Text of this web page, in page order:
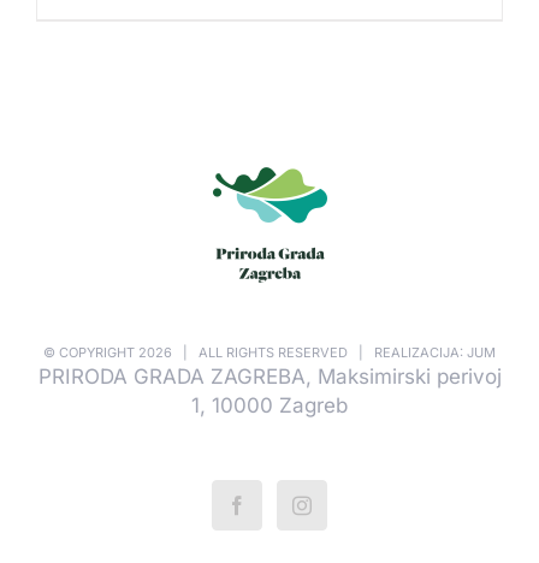
© COPYRIGHT 2026 | ALL RIGHTS RESERVED | REALIZACIJA: JUM
PRIRODA GRADA ZAGREBA, Maksimirski perivoj
1, 10000 Zagreb